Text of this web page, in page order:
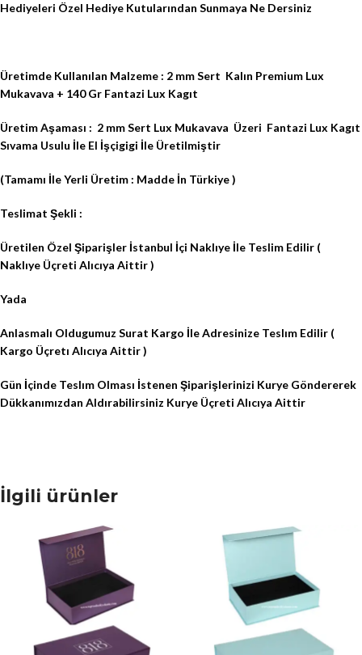
Hediyeleri Özel Hediye Kutularından Sunmaya Ne Dersiniz
Üretimde Kullanılan Malzeme : 2 mm Sert Kalın Premium Lux
Mukavava + 140 Gr Fantazi Lux Kagıt
Üretim Aşaması : 2 mm Sert Lux Mukavava Üzeri Fantazi Lux Kagıt
Sıvama Usulu İle El İşçigigi İle Üretilmiştir
(Tamamı İle Yerli Üretim : Madde İn Türkiye )
Teslimat Şekli :
Üretilen Özel Şiparişler İstanbul İçi Naklıye İle Teslim Edilir (
Naklıye Üçreti Alıcıya Aittir )
Yada
Anlasmalı Oldugumuz Surat Kargo İle Adresinize Teslım Edilir (
Kargo Üçretı Alıcıya Aittir )
Gün İçinde Teslım Olması İstenen Şiparişlerinizi Kurye Göndererek
Dükkanımızdan Aldırabilirsiniz Kurye Üçreti Alıcıya Aittir
İlgili ürünler